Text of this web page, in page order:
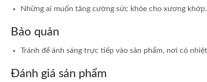
Những ai muốn tăng cường sức khỏe cho xương khớp.
Bảo quản
Tránh để ánh sáng trực tiếp vào sản phẩm, nơi có
Đánh giá sản phẩm